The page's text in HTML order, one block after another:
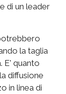
di un leader
la taglia
E' quanto
diffusione
in linea di